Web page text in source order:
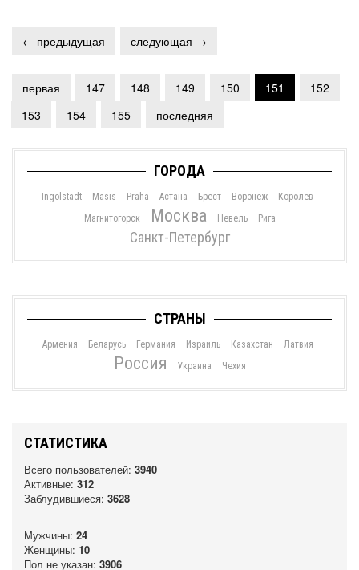
← предыдущая следующая →
первая 147 148 149 150 151
152
153
154 155 последняя
ГОРОДА
Ingolstadt Masis Praha Астана Брест Воронеж
Королев
Магнитогорск
Москва Невель Рига
Санкт-Петербург
СТРАНЫ
Армения Беларусь Германия Израиль Казахстан Латвия
Россия Украина Чехия
СТАТИСТИКА
Всего пользователей: 3940
Активные: 312
Заблудившиеся: 3628
Мужчины: 24
Женщины: 10
Пол не указан: 3906